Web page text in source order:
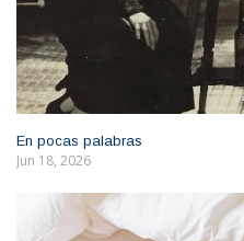
En pocas palabras
Jun 18, 2026